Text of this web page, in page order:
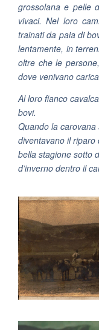
grossolana e pelle
vivaci. Nel loro
trainati da paia di
lentamente, in
oltre che le
dove venivano
Al loro fianco
bovi.
Quando la
diventavano il
bella stagione sotto
d’inverno dentro il